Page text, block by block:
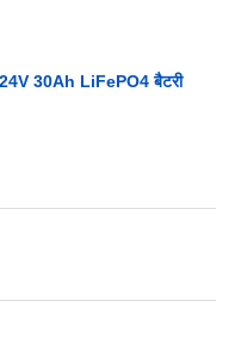
24V 30Ah LiFePO4 बैटरी